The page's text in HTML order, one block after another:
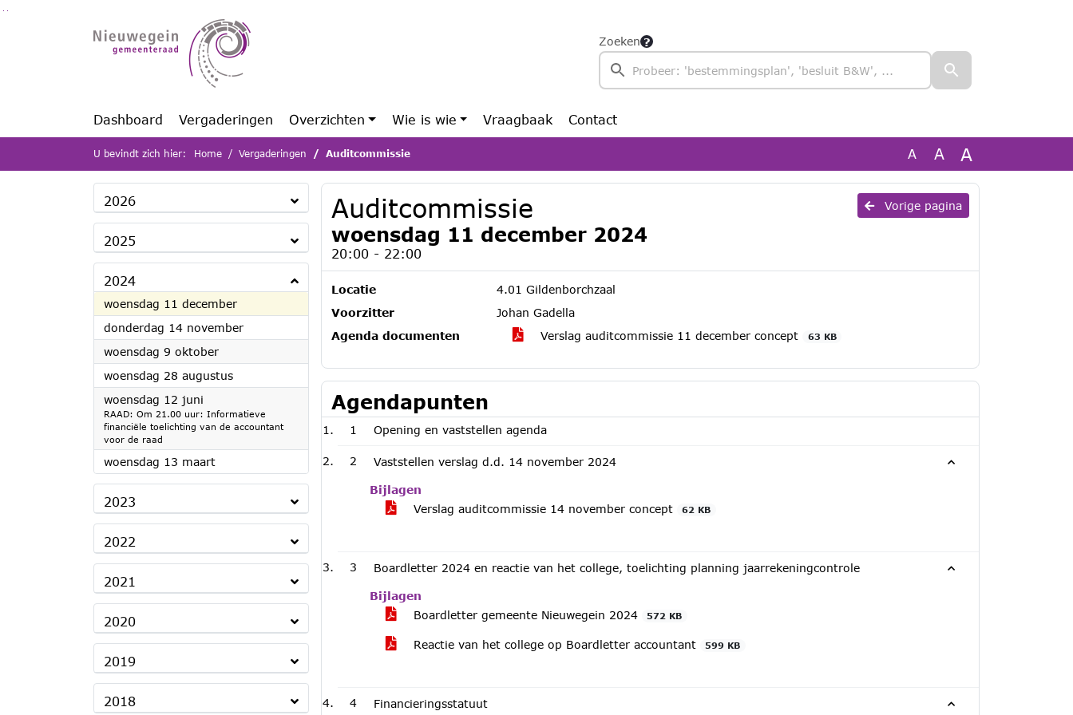
Ga naar de inhoud van deze pagina
Zoeken
Dashboard Vergaderingen Overzichten Wie is wie Vraagbaak Contact
U bevindt zich hier: Home Vergaderingen Auditcommissie A A A
2026
2025
2024
woensdag 11 december2024
donderdag 14 november2024
woensdag 9 oktober2024
woensdag 28 augustus2024
woensdag 12 juni
RAAD: Om 21.00 uur: Informatieve
financiële toelichting van de accountant
voor de raad
woensdag 13 maart2024
2023
2022
2021
2020
2019
2018
Vorige pagina
Auditcommissie
woensdag 11 december 2024
20:00 - 22:00
Locatie
4.01 Gildenborchzaal
Voorzitter
Johan Gadella
Agenda documenten
Verslag auditcommissie 11 december concept 63 KB
Agendapunten
1 Opening en vaststellen agenda
2 Vaststellen verslag d.d. 14 november 2024
Bijlagen
Verslag auditcommissie 14 november concept
62 KB
3 Boardletter 2024 en reactie van het college, toelichting planning jaarrekeningcontrole
Bijlagen
Boardletter gemeente Nieuwegein 2024
572 KB
Reactie van het college op Boardletter accountant 599 KB
4 Financieringsstatuut